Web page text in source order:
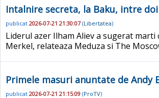
Intalnire secreta, la Baku, intre
publicat 2026-07-21 21:30:07(Libertatea)
Liderul azer Ilham Aliev a sugerat
Merkel, relateaza Meduza si The
Primele masuri anuntate de
publicat 2026-07-21 21:15:09 (ProTV)